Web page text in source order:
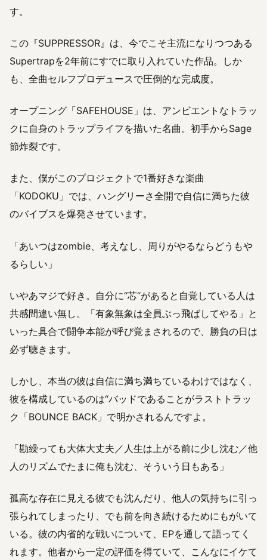
す。
この『SUPPRESSOR』は、今でこそ主流になりつつある
Supertrapを2年前にすでに取り入れていた作品。しか
も、全曲セルフプロデュースで圧倒的な完成度。
オープニング「SAFEHOUSE」は、アンビエントなトラッ
クに自身のトラップライフを描いた名曲。初手からSage
節炸裂です。
また、僕がこのプロジェクトで1番好きな楽曲
「KODOKU」では、ハングリーさ全開で自信に満ちた彼
のバイブスを爆発させています。
「あいつはzombie、考えなし、周りがやるならどうもや
るらしい」
いやあマジで好き。自分に“芯“があると自覚している人は
共感間違い無し。「有象無象は全員ぶっ飛ばしてやる」と
いった具合で闘争本能が呼び覚まされるので、勝負の日は
必ず聴きます。
しかし、本当の彼は自信に満ち満ちているわけではなく、
彼を構成しているのは“バッドであることがラストトラッ
ク「BOUNCE BACK」で明かされるんですよ。
「勘繰っても大体大丈夫／人生は上がる前に少し沈む／他
人のリズムでたまに俺も沈む、そういう日もある」
孤高な存在に見える彼でも沈んだり、他人の気持ちに引っ
張られてしまったり、でも前を向き続けるためにもがいて
いる。彼の内省的な戦いについて、EPを通して語ってく
れます。他者から一定の評価を得ていて、こんなにイケて